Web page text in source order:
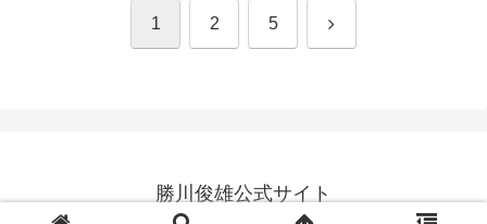
1 2 5 次
勝川俊雄公式サイト